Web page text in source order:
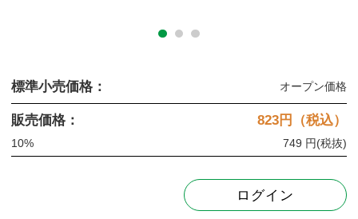
標準小売価格： オープン価格
販売価格： 823円（税込）
10% 749 円(税抜)
ログイン